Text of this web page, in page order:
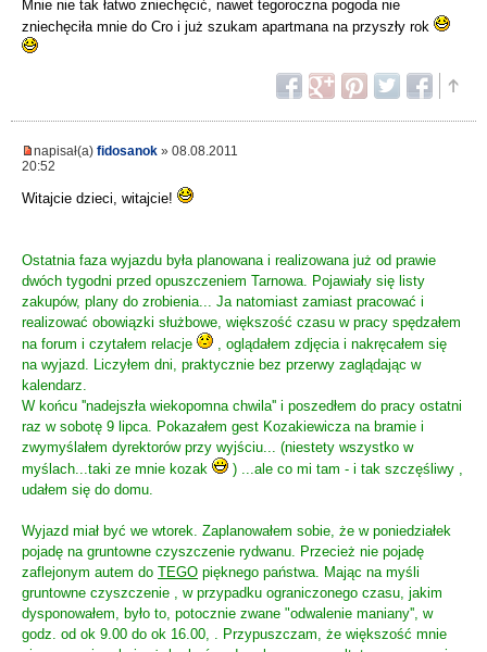
Mnie nie tak łatwo zniechęcić, nawet tegoroczna pogoda nie
zniechęciła mnie do Cro i już szukam apartmana na przyszły rok
napisał(a) fidosanok » 08.08.2011
20:52
Witajcie dzieci, witajcie!
Ostatnia faza wyjazdu była planowana i realizowana już od prawie
dwóch tygodni przed opuszczeniem Tarnowa. Pojawiały się listy
zakupów, plany do zrobienia... Ja natomiast zamiast pracować i
realizować obowiązki służbowe, większość czasu w pracy spędzałem
na forum i czytałem relacje
, oglądałem zdjęcia i nakręcałem się
na wyjazd. Liczyłem dni, praktycznie bez przerwy zaglądając w
kalendarz.
W końcu ''nadejszła wiekopomna chwila'' i poszedłem do pracy ostatni
raz w sobotę 9 lipca. Pokazałem gest Kozakiewicza na bramie i
zwymyślałem dyrektorów przy wyjściu... (niestety wszystko w
myślach...taki ze mnie kozak
) ...ale co mi tam - i tak szczęśliwy ,
udałem się do domu.
Wyjazd miał być we wtorek. Zaplanowałem sobie, że w poniedziałek
pojadę na gruntowne czyszczenie rydwanu. Przecież nie pojadę
zaflejonym autem do TEGO pięknego państwa. Mając na myśli
gruntowne czyszczenie , w przypadku ograniczonego czasu, jakim
dysponowałem, było to, potocznie zwane "odwalenie maniany'', w
godz. od ok 9.00 do ok 16.00, . Przypuszczam, że większość mnie